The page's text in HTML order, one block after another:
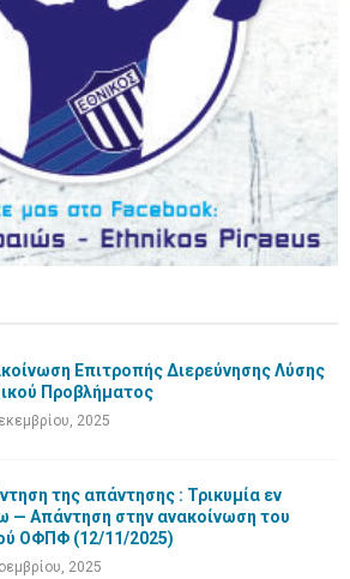
H
Επιτροπής Διερεύνησης Λύσης
Προβλήματος
2025
της απάντησης : Τρικυμία εν
— Απάντηση στην ανακοίνωση του
ΟΦΠΦ (12/11/2025)
2025